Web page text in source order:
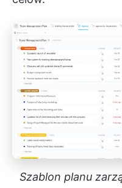
Szablon planu